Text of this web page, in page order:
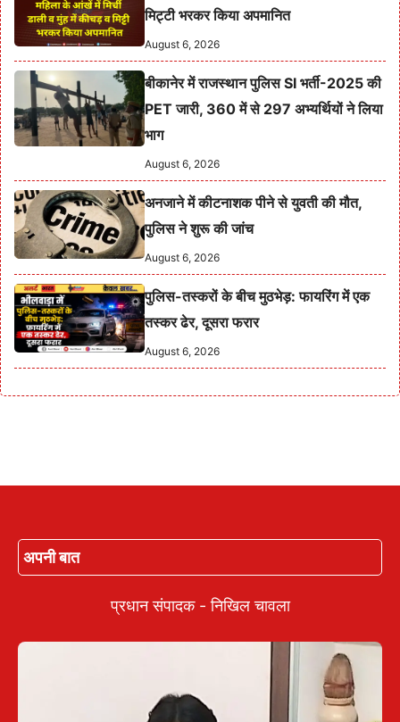
मिट्टी भरकर किया अपमानित
August 6, 2026
बीकानेर में राजस्थान पुलिस SI भर्ती-2025 की
PET जारी, 360 में से 297 अभ्यर्थियों ने लिया
भाग
August 6, 2026
अनजाने में कीटनाशक पीने से युवती की मौत,
पुलिस ने शुरू की जांच
August 6, 2026
पुलिस-तस्करों के बीच मुठभेड़: फायरिंग में एक
तस्कर ढेर, दूसरा फरार
August 6, 2026
अपनी बात
प्रधान संपादक - निखिल चावला